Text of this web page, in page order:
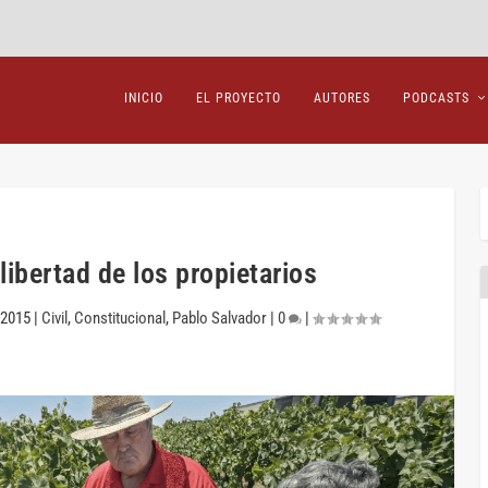
INICIO EL PROYECTO AUTORES PODCASTS
de los propietarios
| Civil , Constitucional , Pablo Salvador| 0 |